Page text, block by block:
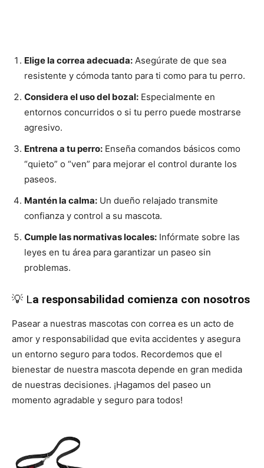
Elige la correa adecuada: Asegúrate de que sea
resistente y cómoda tanto para ti como para tu perro.
Considera el uso del bozal: Especialmente en
entornos concurridos o si tu perro puede mostrarse
agresivo.
Entrena a tu perro: Enseña comandos básicos como
“quieto” o “ven” para mejorar el control durante los
paseos.
Mantén la calma: Un dueño relajado transmite
confianza y control a su mascota.
Cumple las normativas locales: Infórmate sobre las
leyes en tu área para garantizar un paseo sin
problemas.
💡 La responsabilidad comienza con nosotros
Pasear a nuestras mascotas con correa es un acto de
amor y responsabilidad que evita accidentes y asegura
un entorno seguro para todos. Recordemos que el
bienestar de nuestra mascota depende en gran medida
de nuestras decisiones. ¡Hagamos del paseo un
momento agradable y seguro para todos!